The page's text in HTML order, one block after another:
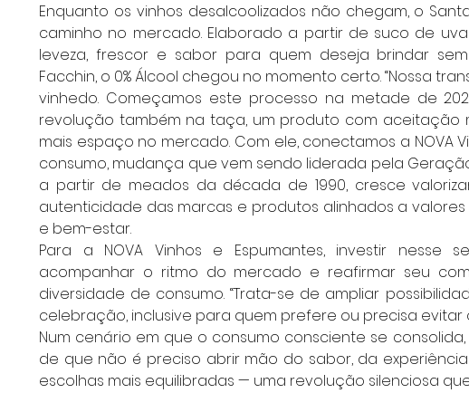
Enquanto os vinhos desalcoolizados não chegam, o
caminho no mercado. Elaborado a partir de suco de
leveza, frescor e sabor para quem deseja brindar sem
Facchin, o 0% Álcool chegou no momento certo. “Nossa
vinhedo. Começamos este processo na metade de
revolução também na taça, um produto com aceitação
mais espaço no mercado. Com ele, conectamos a NOVA
consumo, mudança que vem sendo liderada pela Geração
a partir de meados da década de 1990, cresce
autenticidade das marcas e produtos alinhados a
e bem-estar.
Para a NOVA Vinhos e Espumantes, investir nesse
acompanhar o ritmo do mercado e reafirmar seu
diversidade de consumo. “Trata-se de ampliar
celebração, inclusive para quem prefere ou precisa evitar
Num cenário em que o consumo consciente se consolida,
de que não é preciso abrir mão do sabor, da
escolhas mais equilibradas — uma revolução silenciosa